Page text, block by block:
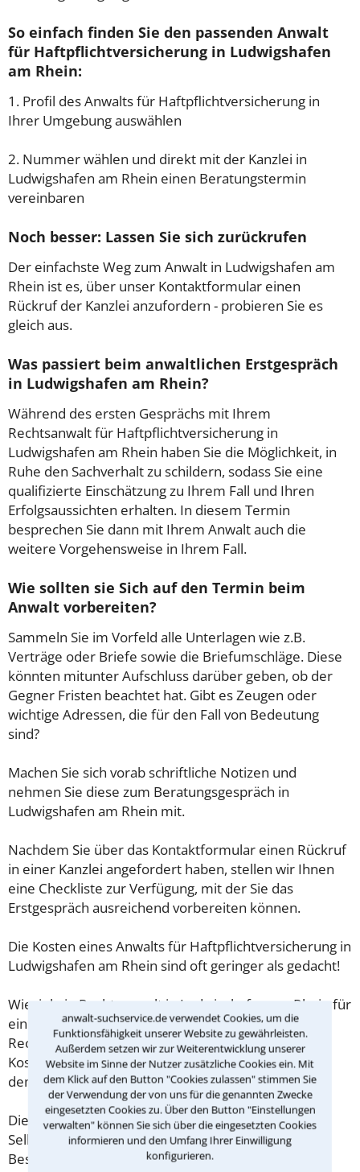
anwalt-suchservice.de verwendet Cookies, um die
Funktionsfähigkeit unserer Website zu gewährleisten.
Außerdem setzen wir zur Weiterentwicklung unserer
Website im Sinne der Nutzer zusätzliche Cookies ein. Mit
dem Klick auf den Button "Cookies zulassen" stimmen Sie
der Verwendung der von uns für die genannten Zwecke
eingesetzten Cookies zu. Über den Button "Einstellungen
verwalten" können Sie sich über die eingesetzten Cookies
informieren und den Umfang Ihrer Einwilligung
konfigurieren.
So einfach finden Sie den passenden Anwalt
für Haftpflichtversicherung in Ludwigshafen
am Rhein:
1. Profil des Anwalts für Haftpflichtversicherung in
Ihrer Umgebung auswählen
2. Nummer wählen und direkt mit der Kanzlei in
Ludwigshafen am Rhein einen Beratungstermin
vereinbaren
Noch besser: Lassen Sie sich zurückrufen
Der einfachste Weg zum Anwalt in Ludwigshafen am
Rhein ist es, über unser Kontaktformular einen
Rückruf der Kanzlei anzufordern - probieren Sie es
gleich aus.
Was passiert beim anwaltlichen Erstgespräch
in Ludwigshafen am Rhein?
Während des ersten Gesprächs mit Ihrem
Rechtsanwalt für Haftpflichtversicherung in
Ludwigshafen am Rhein haben Sie die Möglichkeit, in
Ruhe den Sachverhalt zu schildern, sodass Sie eine
qualifizierte Einschätzung zu Ihrem Fall und Ihren
Erfolgsaussichten erhalten. In diesem Termin
besprechen Sie dann mit Ihrem Anwalt auch die
weitere Vorgehensweise in Ihrem Fall.
Wie sollten sie Sich auf den Termin beim
Anwalt vorbereiten?
Sammeln Sie im Vorfeld alle Unterlagen wie z.B.
Verträge oder Briefe sowie die Briefumschläge. Diese
könnten mitunter Aufschluss darüber geben, ob der
Gegner Fristen beachtet hat. Gibt es Zeugen oder
wichtige Adressen, die für den Fall von Bedeutung
sind?
Machen Sie sich vorab schriftliche Notizen und
nehmen Sie diese zum Beratungsgespräch in
Ludwigshafen am Rhein mit.
Nachdem Sie über das Kontaktformular einen Rückruf
in einer Kanzlei angefordert haben, stellen wir Ihnen
eine Checkliste zur Verfügung, mit der Sie das
Erstgespräch ausreichend vorbereiten können.
Die Kosten eines Anwalts für Haftpflichtversicherung in
Ludwigshafen am Rhein sind oft geringer als gedacht!
Wieviel ein Rechtsanwalt in Ludwigshafen am Rhein für
eine Erstberatung verlangen darf, ist in §34 des
Rechtsanwaltsvergütungsgesetz (RVG) geregelt. Die
Kosten für das erste Beratungsgespräch betragen
demnach maximal 190,00 € zzgl. MwSt.
Diese Regelung gilt jedoch nur für Verbraucher. Für
Selbstständige oder Freiberufler gilt diese
Beschränkung nicht.